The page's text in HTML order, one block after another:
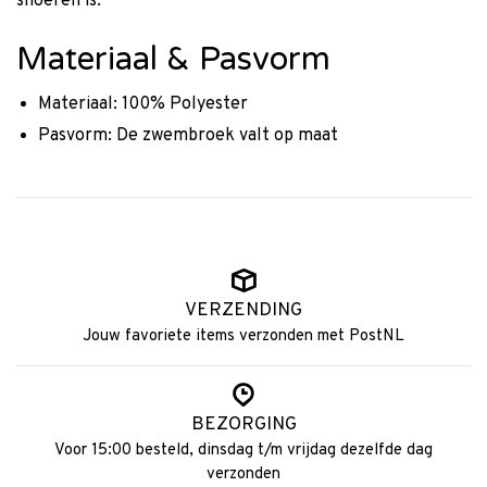
Materiaal & Pasvorm
Materiaal: 100% Polyester
Pasvorm: De zwembroek valt op maat
VERZENDING
Jouw favoriete items verzonden met PostNL
BEZORGING
Voor 15:00 besteld, dinsdag t/m vrijdag dezelfde dag
verzonden